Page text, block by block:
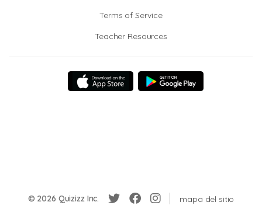
Terms of Service
Teacher Resources
© 2026 Quizizz Inc. mapa del sitio